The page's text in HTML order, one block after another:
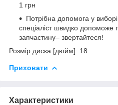
1 грн
Потрібна допомога у
спеціаліст швидко допоможе
запчастину– звертайтеся!
Розмір диска [дюйм]: 18
Приховати
Характеристики